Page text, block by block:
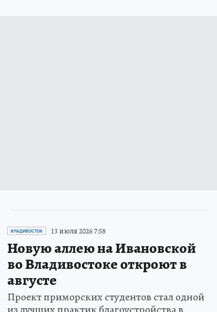
ВЛАДИВОСТОК 13 июля 2026 7:58
Новую аллею на Ивановской
во Владивостоке откроют в
августе
Проект приморских студентов стал одной